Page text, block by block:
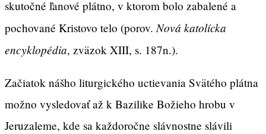
skutočné ľanové plátno, v ktorom bolo zabalené a
pochované Kristovo telo (porov.Nová katolícka
encyklopédia, zväzok XIII, s. 187n.).
Začiatok nášho liturgického uctievania Svätého plátna
možno vysledovať až k Bazilike Božieho hrobu v
Jeruzaleme, kde sa každoročne slávnostne slávili